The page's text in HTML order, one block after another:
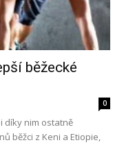
běžecké
0
díky nim ostatně
běžci z Keni a Etiopie,